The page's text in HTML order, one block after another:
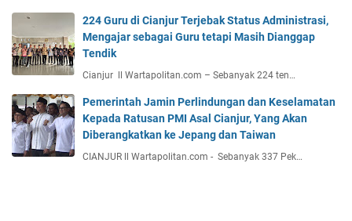
224 Guru di Cianjur Terjebak Status Administrasi,
Mengajar sebagai Guru tetapi Masih Dianggap
Tendik
Cianjur ll Wartapolitan.com – Sebanyak 224 ten…
Pemerintah Jamin Perlindungan dan Keselamatan
Kepada Ratusan PMI Asal Cianjur, Yang Akan
Diberangkatkan ke Jepang dan Taiwan
CIANJUR ll Wartapolitan.com - Sebanyak 337 Pek…